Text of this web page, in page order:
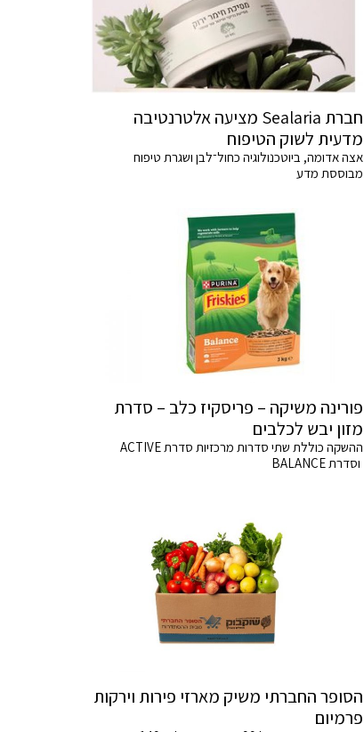
חברת Sealaria מציעה אלטרנטיבה
מדעית לשוק הטיפוח
אצה אדומה, ביוטכנולוגיה כחול־לבן ושגרת טיפוח
מבוססת מדע
פורינה משיקה – פריסקיז כלב – סדרת
מזון יבש לכלבים
ההשקה כוללת שתי סדרות מרכזיות סדרת ACTIVE
וסדרת BALANCE
הסופר החברתי משיק מארזי פירות וירקות
פרמיום